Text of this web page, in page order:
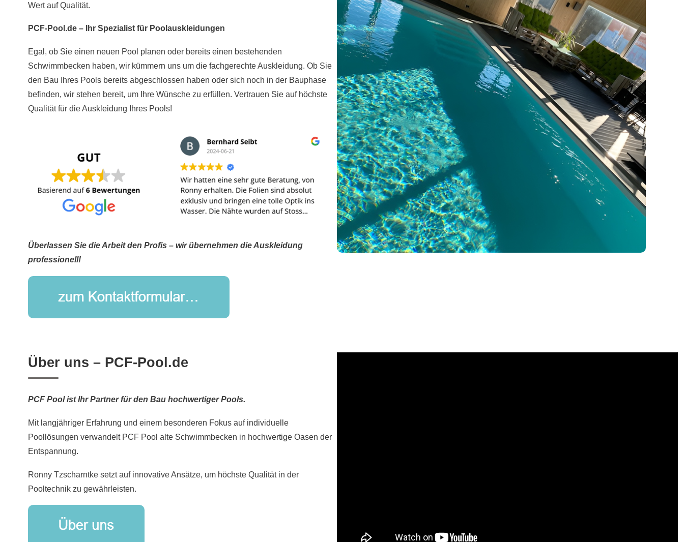
Wert auf Qualität.
PCF-Pool.de – Ihr Spezialist für Poolauskleidungen
Egal, ob Sie einen neuen Pool planen oder bereits einen bestehenden
Schwimmbecken haben, wir kümmern uns um die fachgerechte Auskleidung. Ob Sie
den Bau Ihres Pools bereits abgeschlossen haben oder sich noch in der Bauphase
befinden, wir stehen bereit, um Ihre Wünsche zu erfüllen. Vertrauen Sie auf höchste
Qualität für die Auskleidung Ihres Pools!
Überlassen Sie die Arbeit den Profis – wir übernehmen die Auskleidung
professionell!
Über uns – PCF-Pool.de
PCF Pool ist Ihr Partner für den Bau hochwertiger Pools.
Mit langjähriger Erfahrung und einem besonderen Fokus auf individuelle
Poollösungen verwandelt PCF Pool alte Schwimmbecken in hochwertige Oasen der
Entspannung.
Ronny Tzscharntke setzt auf innovative Ansätze, um höchste Qualität in der
Pooltechnik zu gewährleisten.